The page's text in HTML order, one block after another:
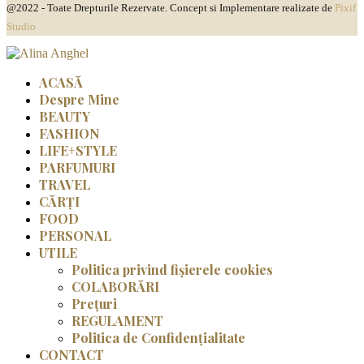
@2022 - Toate Drepturile Rezervate. Concept si Implementare realizate de Pixif
Studio
ACASĂ
Despre Mine
BEAUTY
FASHION
LIFE+STYLE
PARFUMURI
TRAVEL
CĂRȚI
FOOD
PERSONAL
UTILE
Politica privind fișierele cookies
COLABORĂRI
Prețuri
REGULAMENT
Politica de Confidențialitate
CONTACT